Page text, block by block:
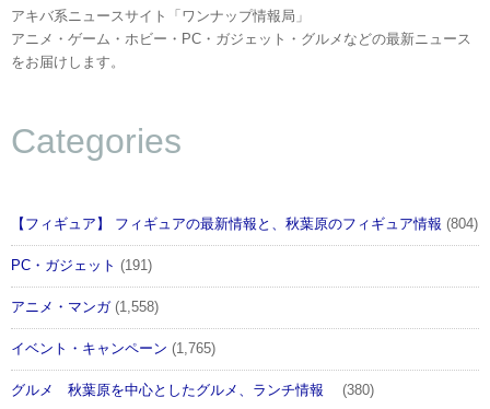
アキバ系ニュースサイト「ワンナップ情報局」
アニメ・ゲーム・ホビー・PC・ガジェット・グルメなどの最新ニュース
をお届けします。
Categories
【フィギュア】 フィギュアの最新情報と、秋葉原のフィギュア情報 (804)
PC・ガジェット (191)
アニメ・マンガ(1,558)
イベント・キャンペーン (1,765)
グルメ 秋葉原を中心としたグルメ、ランチ情報 (380)